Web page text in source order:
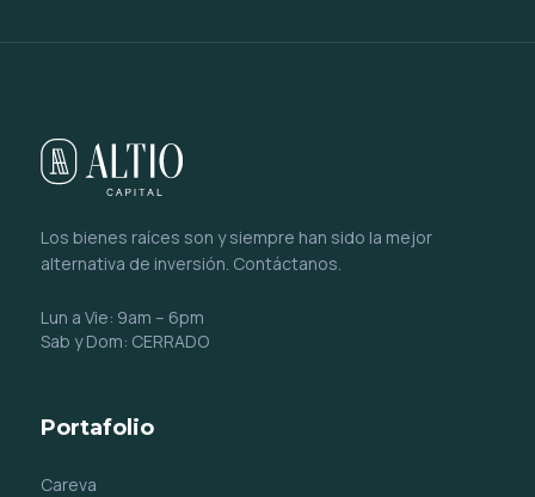
Los bienes raíces son y siempre han sido la mejor
alternativa de inversión. Contáctanos.
Lun a Vie: 9am – 6pm
Sab y Dom: CERRADO
Portafolio
Careva